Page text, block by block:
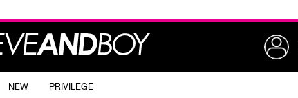
NEW PRIVILEGE